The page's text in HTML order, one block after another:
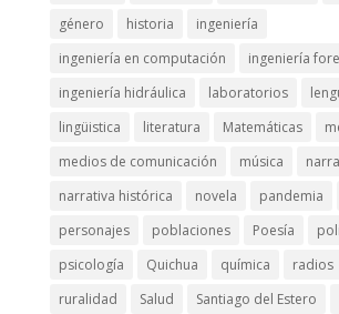
género
historia
ingeniería
ingeniería en computación
ingeniería
ingeniería hidráulica
laboratorios
lingüistica
literatura Matemáticas
medios de comunicación
música
narrativa histórica
novela pandemia
personajes
poblaciones Poesía
psicología
Quichua química radios
ruralidad
Salud Santiago del Estero